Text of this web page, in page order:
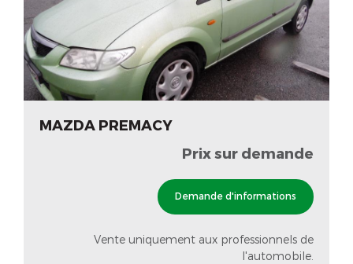
MAZDA PREMACY
Prix sur demande
Demande d'informations
Vente uniquement aux professionnels de
l'automobile.